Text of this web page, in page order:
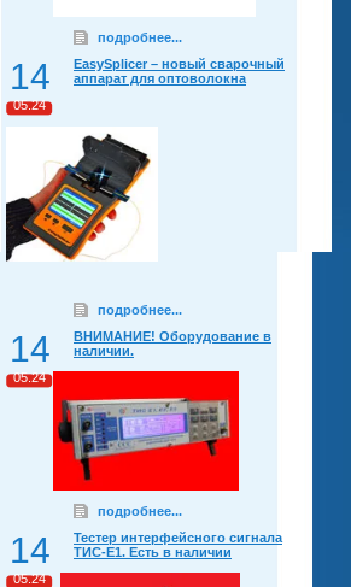
подробнее...
14
05.24
EasySplicer – новый сварочный
аппарат для оптоволокна
подробнее...
14
05.24
ВНИМАНИЕ! Оборудование в
наличии.
подробнее...
14
05.24
Тестер интерфейсного сигнала
ТИС-Е1. Есть в наличии